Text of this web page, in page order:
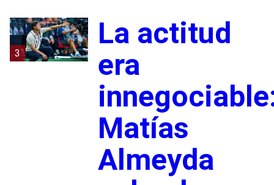
3
La actitud
era
Matías
Almeyda